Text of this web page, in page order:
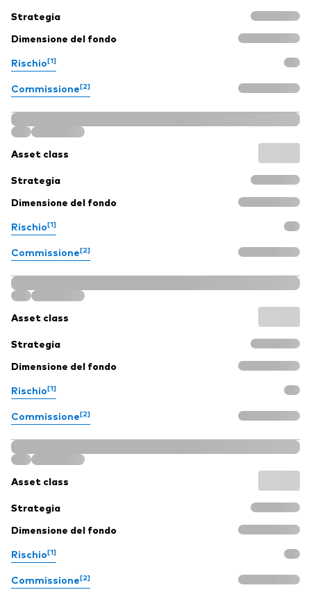
Strategia
Dimensione del fondo
Rischio[1]
Commissione[2]
Asset class
Strategia
Dimensione del fondo
Rischio[1]
Commissione[2]
Asset class
Strategia
Dimensione del fondo
Rischio[1]
Commissione[2]
Asset class
Strategia
Dimensione del fondo
Rischio[1]
Commissione[2]